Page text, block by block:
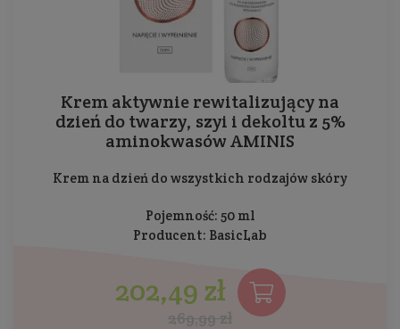
Krem aktywnie rewitalizujący na
dzień do twarzy, szyi i dekoltu z 5%
aminokwasów AMINIS
Krem na dzień do wszystkich rodzajów skóry
Pojemność: 50 ml
Producent: BasicLab
202,49 zł
269,99 zł